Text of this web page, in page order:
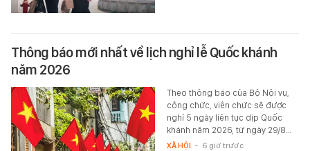
Thông báo mới nhất về lịch nghỉ lễ Quốc khánh
năm 2026
Theo thông báo của Bộ Nội vụ,
công chức, viên chức sẽ được
nghỉ 5 ngày liên tục dịp Quốc
khánh năm 2026, từ ngày 29/8…
XÃ HỘI - 6 giờ trước